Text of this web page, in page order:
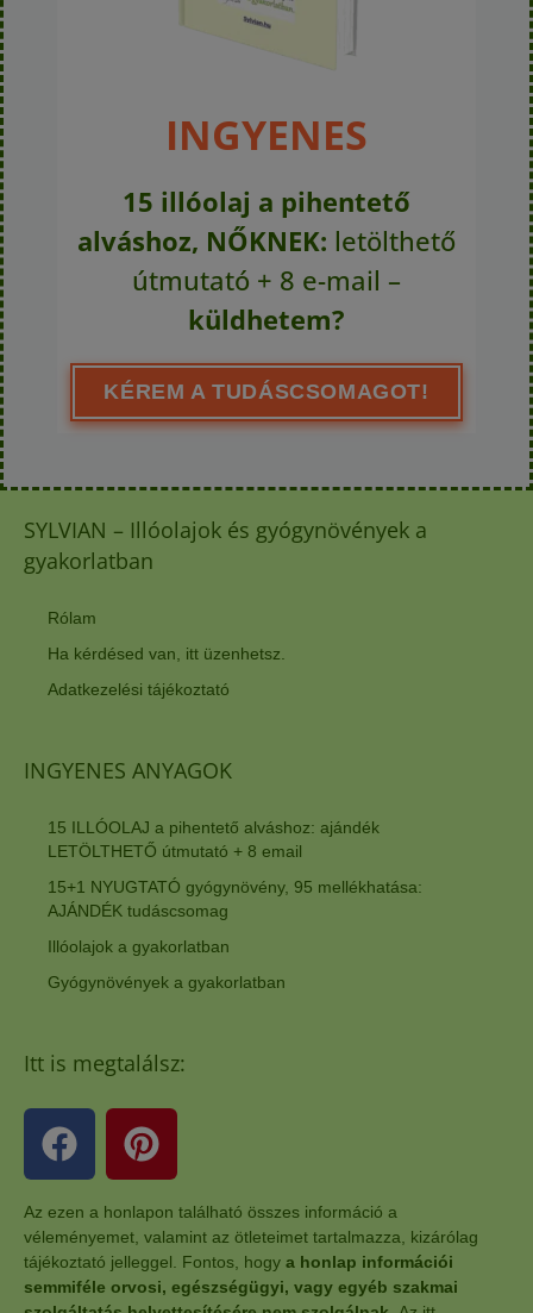
INGYENES
15 illóolaj a pihentető
alváshoz, NŐKNEK: letölthető
útmutató + 8 e-mail –
küldhetem?
KÉREM A TUDÁSCSOMAGOT!
SYLVIAN – Illóolajok és gyógynövények a
gyakorlatban
Rólam
Ha kérdésed van, itt üzenhetsz.
Adatkezelési tájékoztató
INGYENES ANYAGOK
15 ILLÓOLAJ a pihentető alváshoz: ajándék
LETÖLTHETŐ útmutató + 8 email
15+1 NYUGTATÓ gyógynövény, 95 mellékhatása:
AJÁNDÉK tudáscsomag
Illóolajok a gyakorlatban
Gyógynövények a gyakorlatban
Itt is megtalálsz:
Az ezen a honlapon található összes információ a
véleményemet, valamint az ötleteimet tartalmazza, kizárólag
tájékoztató jelleggel. Fontos, hogy a honlap információi
semmiféle orvosi, egészségügyi, vagy egyéb szakmai